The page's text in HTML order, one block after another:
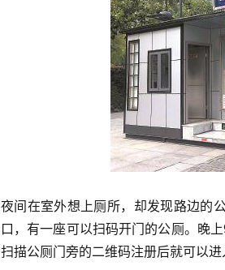
夜间在室外想上厕所，却发现路边的
口，有一座可以扫码开门的公厕。晚
扫描公厕门旁的二维码注册后就可以